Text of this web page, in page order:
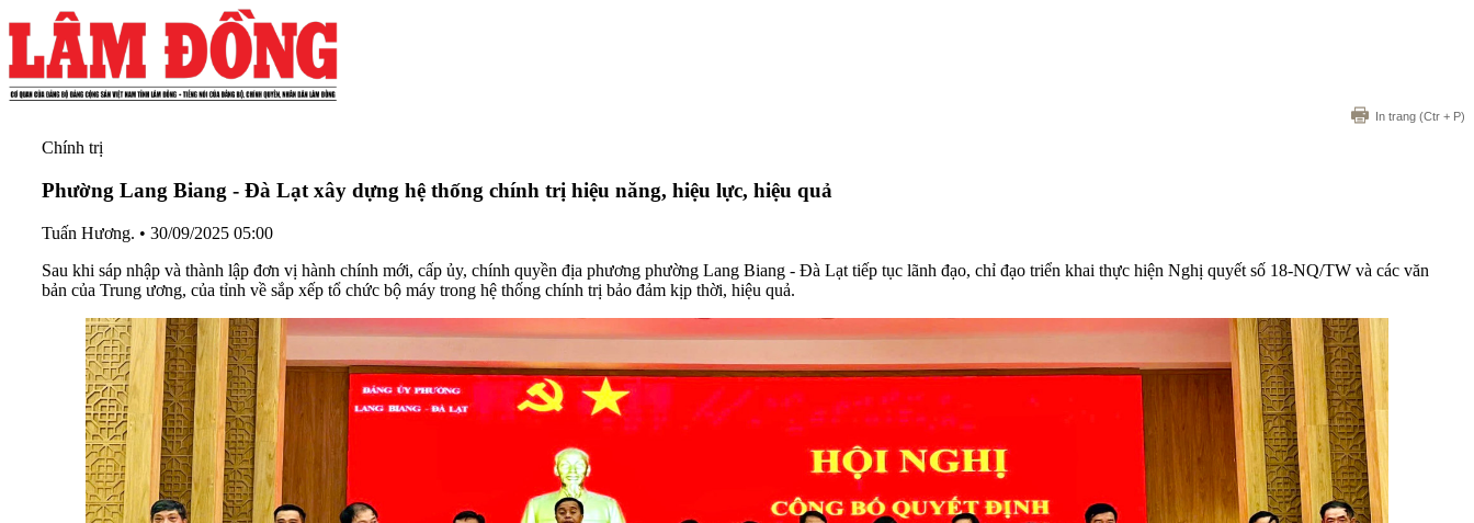
In trang (Ctr + P)
Chính trị
Phường Lang Biang - Đà Lạt xây dựng hệ thống chính trị hiệu năng, hiệu lực, hiệu quả
Tuấn Hương. • 30/09/2025 05:00
Sau khi sáp nhập và thành lập đơn vị hành chính mới, cấp ủy, chính quyền địa phương phường Lang Biang - Đà Lạt tiếp tục lãnh đạo, chỉ đạo triển khai thực hiện Nghị quyết số 18-NQ/TW và các văn
bản của Trung ương, của tỉnh về sắp xếp tổ chức bộ máy trong hệ thống chính trị bảo đảm kịp thời, hiệu quả.